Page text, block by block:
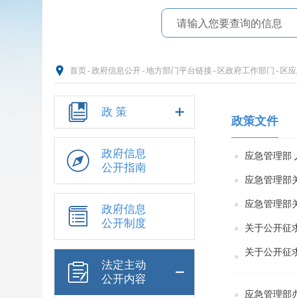
首页 - 政府信息公开- 地方部门平台链接- 区政府工作部门 - 区
政 策
政府信息
公开指南
政府信息
公开制度
法定主动
公开内容
政策文件
应急管理部